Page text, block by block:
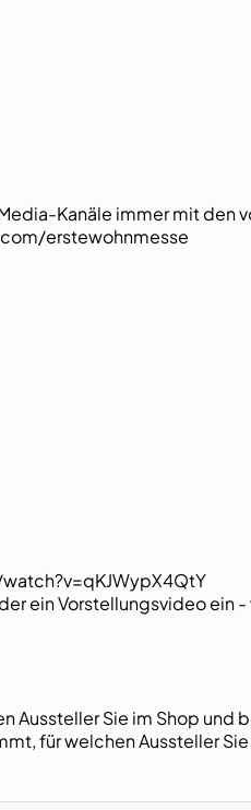
Kanäle immer mit den
erstewohnmesse
ein Vorstellungsvideo ein
Aussteller Sie im Shop
für welchen Aussteller